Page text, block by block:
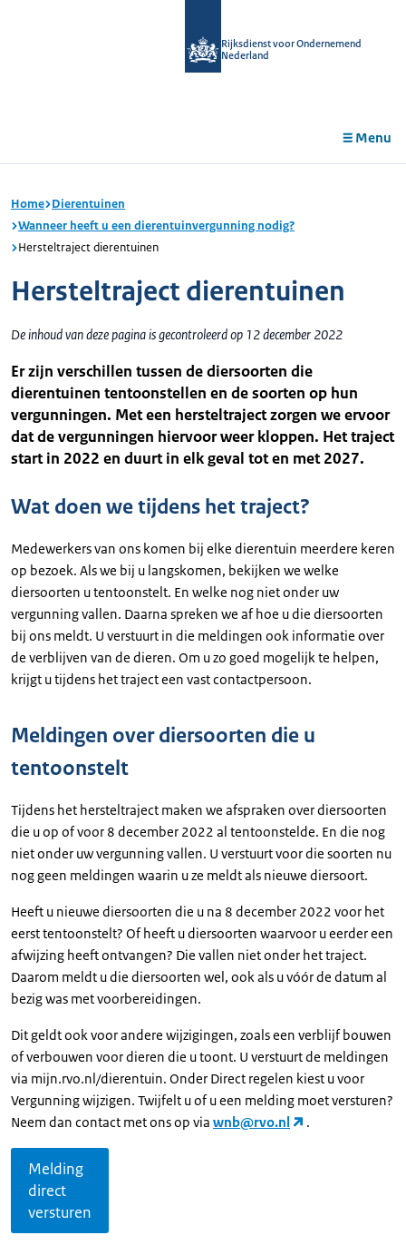
Rijksdienst voor Ondernemend
Nederland
Menu
Home Dierentuinen
Wanneer heeft u een dierentuinvergunning nodig?
Hersteltraject dierentuinen
Hersteltraject dierentuinen
De inhoud van deze pagina is gecontroleerd op 12 december 2022
Er zijn verschillen tussen de diersoorten die
dierentuinen tentoonstellen en de soorten op hun
vergunningen. Met een hersteltraject zorgen we ervoor
dat de vergunningen hiervoor weer kloppen. Het traject
start in 2022 en duurt in elk geval tot en met 2027.
Wat doen we tijdens het traject?
Medewerkers van ons komen bij elke dierentuin meerdere keren
op bezoek. Als we bij u langskomen, bekijken we welke
diersoorten u tentoonstelt. En welke nog niet onder uw
vergunning vallen. Daarna spreken we af hoe u die diersoorten
bij ons meldt. U verstuurt in die meldingen ook informatie over
de verblijven van de dieren. Om u zo goed mogelijk te helpen,
krijgt u tijdens het traject een vast contactpersoon.
Meldingen over diersoorten die u
tentoonstelt
Tijdens het hersteltraject maken we afspraken over diersoorten
die u op of voor 8 december 2022 al tentoonstelde. En die nog
niet onder uw vergunning vallen. U verstuurt voor die soorten nu
nog geen meldingen waarin u ze meldt als nieuwe diersoort.
Heeft u nieuwe diersoorten die u na 8 december 2022 voor het
eerst tentoonstelt? Of heeft u diersoorten waarvoor u eerder een
afwijzing heeft ontvangen? Die vallen niet onder het traject.
Daarom meldt u die diersoorten wel, ook als u vóór de datum al
bezig was met voorbereidingen.
Dit geldt ook voor andere wijzigingen, zoals een verblijf bouwen
of verbouwen voor dieren die u toont. U verstuurt de meldingen
via mijn.rvo.nl/dierentuin. Onder Direct regelen kiest u voor
Vergunning wijzigen. Twijfelt u of u een melding moet versturen?
Neem dan contact met ons op via wnb@rvo.nl .
Melding
direct
versturen